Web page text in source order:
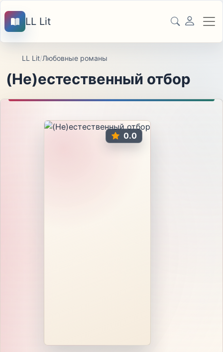
LL Lit
LL Lit/Любовные романы
(Не)естественный отбор
0.0